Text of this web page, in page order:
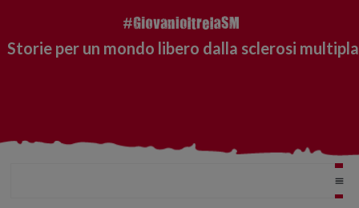
Storie per un mondo libero dalla sclerosi multipla